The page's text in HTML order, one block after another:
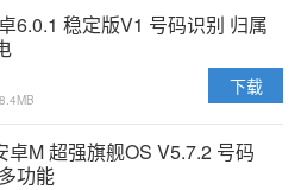
6.0.1 稳定版V1 号码识别 归属
下载
卓M 超强旗舰OS V5.7.2 号码
功能